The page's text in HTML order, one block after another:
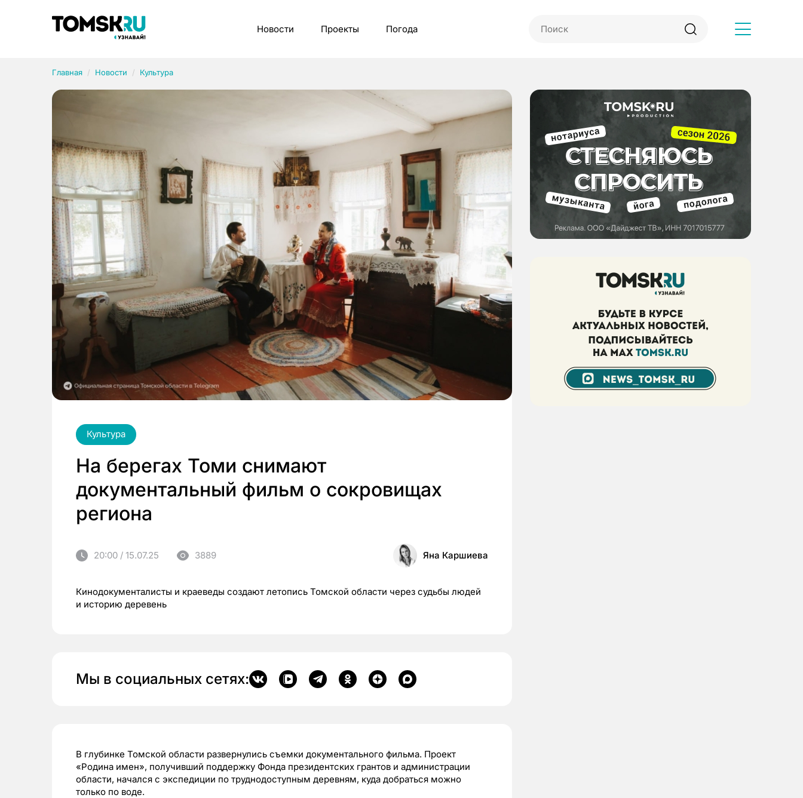
Новости Проекты Погода
Главная Новости Культура
Культура
На берегах Томи снимают
документальный фильм о сокровищах
региона
20:00 / 15.07.25 3889 Яна Каршиева
Кинодокументалисты и краеведы создают летопись Томской области через судьбы людей
и историю деревень
Мы в социальных сетях:
В глубинке Томской области развернулись съемки документального фильма. Проект
«Родина имен», получивший поддержку Фонда президентских грантов и администрации
области, начался с экспедиции по труднодоступным деревням, куда добраться можно
только по воде.
Рубрики